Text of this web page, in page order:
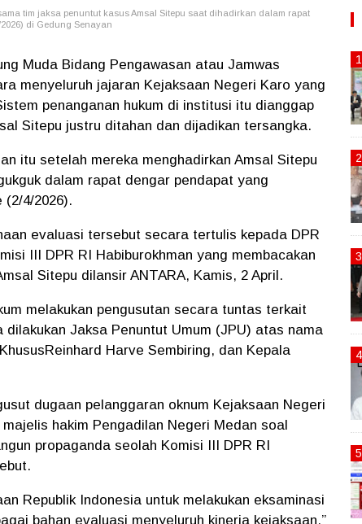
tim jaksa penuntut kasus Amsal Sitepu saat dihadirkan dalam rapat
di Gedung Senayan
Muda Bidang Pengawasan atau Jamwas
menyeluruh jajaran Kejaksaan Negeri Karo yang
penanganan hukum di institusi itu dianggap
Sitepu justru ditahan dan dijadikan tersangka.
itu setelah mereka menghadirkan Amsal Sitepu
dalam rapat dengar pendapat yang
(2/4/2026).
evaluasi tersebut secara tertulis kepada DPR
III DPR RI Habiburokhman yang membacakan
Sitepu dilansir ANTARA, Kamis, 2 April.
melakukan pengusutan secara tuntas terkait
Jaksa Penuntut Umum (JPU) atas nama
Harve Sembiring, dan Kepala
dugaan pelanggaran oknum Kejaksaan Negeri
hakim Pengadilan Negeri Medan soal
propaganda seolah Komisi III DPR RI
Republik Indonesia untuk melakukan eksaminasi
bahan evaluasi menyeluruh kinerja kejaksaan,”